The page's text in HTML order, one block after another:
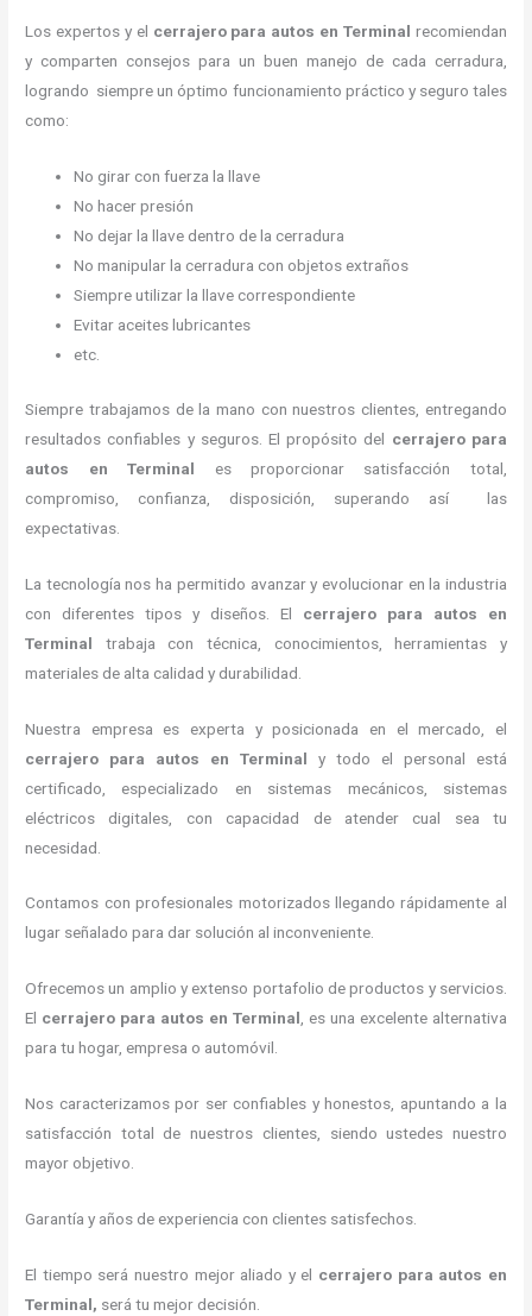
Los expertos y el cerrajero para autos en Terminal recomiendan
y comparten consejos para un buen manejo de cada cerradura,
logrando siempre un óptimo funcionamiento práctico y seguro tales
como:
No girar con fuerza la llave
No hacer presión
No dejar la llave dentro de la cerradura
No manipular la cerradura con objetos extraños
Siempre utilizar la llave correspondiente
Evitar aceites lubricantes
etc.
Siempre trabajamos de la mano con nuestros clientes, entregando
resultados confiables y seguros. El propósito del cerrajero para
autos en Terminal es proporcionar satisfacción total,
compromiso, confianza, disposición, superando así las
expectativas.
La tecnología nos ha permitido avanzar y evolucionar en la industria
con diferentes tipos y diseños. El cerrajero para autos en
Terminal trabaja con técnica, conocimientos, herramientas y
materiales de alta calidad y durabilidad.
Nuestra empresa es experta y posicionada en el mercado, el
cerrajero para autos en Terminal y todo el personal está
certificado, especializado en sistemas mecánicos, sistemas
eléctricos digitales, con capacidad de atender cual sea tu
necesidad.
Contamos con profesionales motorizados llegando rápidamente al
lugar señalado para dar solución al inconveniente.
Ofrecemos un amplio y extenso portafolio de productos y servicios.
El cerrajero para autos en Terminal, es una excelente alternativa
para tu hogar, empresa o automóvil.
Nos caracterizamos por ser confiables y honestos, apuntando a la
satisfacción total de nuestros clientes, siendo ustedes nuestro
mayor objetivo.
Garantía y años de experiencia con clientes satisfechos.
El tiempo será nuestro mejor aliado y el cerrajero para autos en
Terminal, será tu mejor decisión.